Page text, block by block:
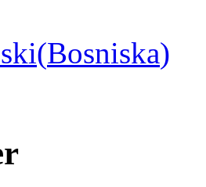
(Bosniska)